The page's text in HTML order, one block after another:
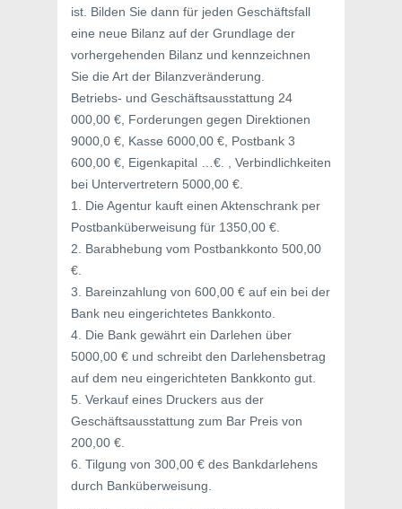
ist. Bilden Sie dann für jeden Geschäftsfall
eine neue Bilanz auf der Grundlage der
vorhergehenden Bilanz und kennzeichnen
Sie die Art der Bilanzveränderung.
Betriebs- und Geschäftsausstattung 24
000,00 €, Forderungen gegen Direktionen
9000,0 €, Kasse 6000,00 €, Postbank 3
600,00 €, Eigenkapital …€. , Verbindlichkeiten
bei Untervertretern 5000,00 €.
1. Die Agentur kauft einen Aktenschrank per
Postbanküberweisung für 1350,00 €.
2. Barabhebung vom Postbankkonto 500,00
€.
3. Bareinzahlung von 600,00 € auf ein bei der
Bank neu eingerichtetes Bankkonto.
4. Die Bank gewährt ein Darlehen über
5000,00 € und schreibt den Darlehensbetrag
auf dem neu eingerichteten Bankkonto gut.
5. Verkauf eines Druckers aus der
Geschäftsausstattung zum Bar Preis von
200,00 €.
6. Tilgung von 300,00 € des Bankdarlehens
durch Banküberweisung.